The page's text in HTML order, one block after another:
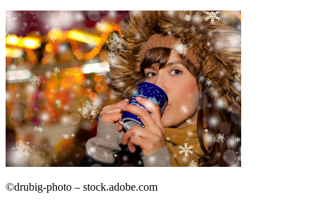
©drubig-photo – stock.adobe.com